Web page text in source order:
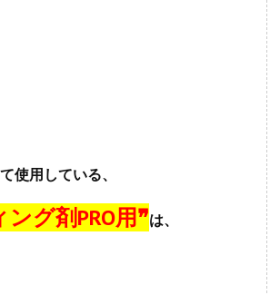
使用している、
グ剤PRO用❞は、